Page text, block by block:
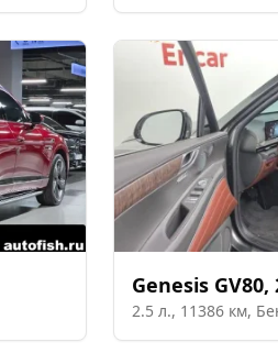
Genesis GV80,
2.5 л., 11386 км,